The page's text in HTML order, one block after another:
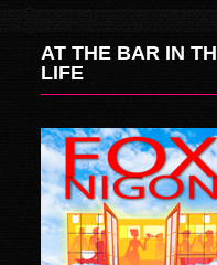
AT THE BAR IN
LIFE